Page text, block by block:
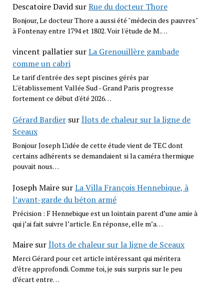
Descatoire DavidsurRue du docteur Thore
Bonjour, Le docteur Thore a aussi été "médecin des pauvres"
à Fontenay entre 1794 et 1802. Voir l'étude de M.…
vincent pallatiersurLa Grenouillère gambade
comme un cabri
Le tarif d'entrée des sept piscines gérés par
L''établissement Vallée Sud - Grand Paris progresse
fortement ce début d'été 2026…
Gérard BardiersurÎlots de chaleur sur la ligne de
Sceaux
Bonjour Joseph L’idée de cette étude vient de TEC dont
certains adhérents se demandaient si la caméra thermique
pouvait nous…
Joseph MairesurLa Villa François Hennebique, à
l’avant-garde du béton armé
Précision : F Hennebique est un lointain parent d’une amie à
qui j’ai fait suivre l’article. En réponse, elle m’a…
MairesurÎlots de chaleur sur la ligne de Sceaux
Merci Gérard pour cet article intéressant qui méritera
d’être approfondi. Comme toi, je suis surpris sur le peu
d’écart entre…